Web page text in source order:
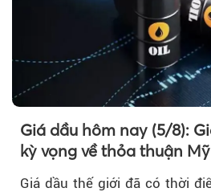
Giá dầu hôm nay (5/8):
kỳ vọng về thỏa thuận
Giá dầu thế giới đã có thời